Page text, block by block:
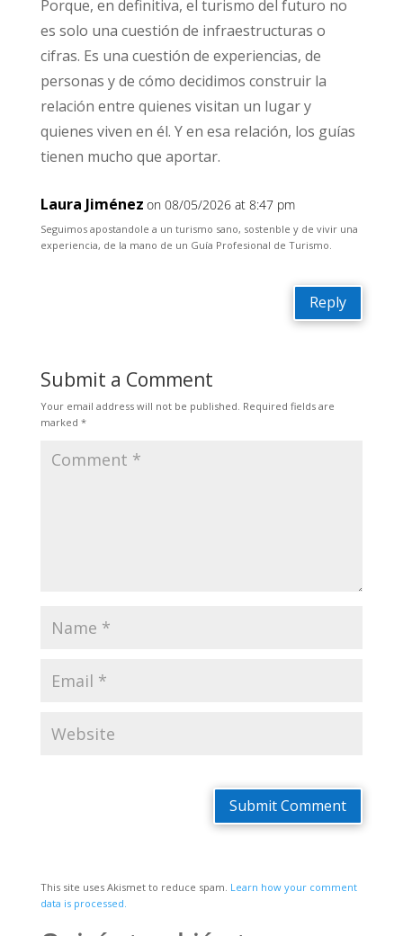
Porque, en definitiva, el turismo del futuro no
es solo una cuestión de infraestructuras o
cifras. Es una cuestión de experiencias, de
personas y de cómo decidimos construir la
relación entre quienes visitan un lugar y
quienes viven en él. Y en esa relación, los guías
tienen mucho que aportar.
Laura Jiménez on 08/05/2026 at 8:47 pm
Seguimos apostandole a un turismo sano, sostenble y de vivir una
experiencia, de la mano de un Guía Profesional de Turismo.
Reply
Submit a Comment
Your email address will not be published. Required fields are
marked *
Submit Comment
This site uses Akismet to reduce spam. Learn how your comment
data is processed.